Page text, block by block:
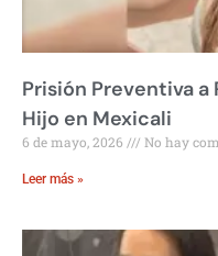
Prisión Preventiva a
Hijo en Mexicali
6 de mayo, 2026 No hay
Leer más »